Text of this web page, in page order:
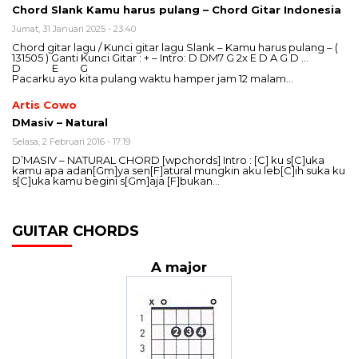
Chord Slank Kamu harus pulang – Chord Gitar Indonesia
Jumat, 31 Januari 2025 - 23:40
Chord gitar lagu / Kunci gitar lagu Slank – Kamu harus pulang – (
131505 ) Ganti Kunci Gitar : + – Intro: D DM7 G 2x E D A G D …
D E G
Pacarku ayo kita pulang waktu hamper jam 12 malam…
Artis Cowo
DMasiv – Natural
Selasa, 2 Februari 2016 - 17:19
D’MASIV – NATURAL CHORD [wpchords] Intro : [C] ku s[C]uka
kamu apa adan[Gm]ya sen[F]atural mungkin aku leb[C]ih suka ku
s[C]uka kamu begini s[Gm]aja [F]bukan…
GUITAR CHORDS
A major